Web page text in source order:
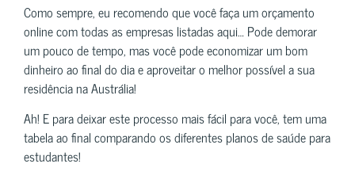
Como sempre, eu recomendo que você faça um orçamento
online com todas as empresas listadas aqui… Pode demorar
um pouco de tempo, mas você pode economizar um bom
dinheiro ao final do dia e aproveitar o melhor possível a sua
residência na Austrália!
Ah! E para deixar este processo mais fácil para você, tem uma
tabela ao final comparando os diferentes planos de saúde para
estudantes!